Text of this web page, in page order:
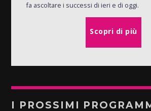
fa ascoltare i successi di ieri e di oggi.
Scopri di più
I PROSSIMI